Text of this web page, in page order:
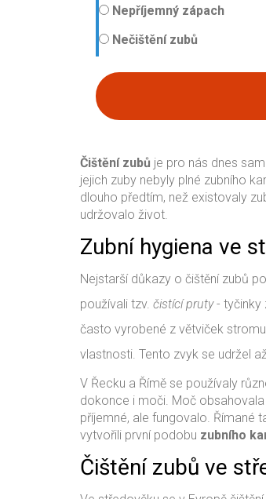
Nepříjemný zápach
Nečištění zubů
Čištění zubů je pro nás dnes
jejich zuby nebyly plné zubního
dlouho předtím, než existovaly
udržovalo život.
Zubní hygiena ve
Nejstarší důkazy o čištění zubů
používali tzv. čistící pruty- tyčinky
často vyrobené z větviček stromu
vlastnosti. Tento zvyk se udržel
V Řecku a Římě se používaly
dokonce i moči. Moč
příjemné, ale fungovalo. Římané
vytvořili první podobu zubního
Čištění zubů ve